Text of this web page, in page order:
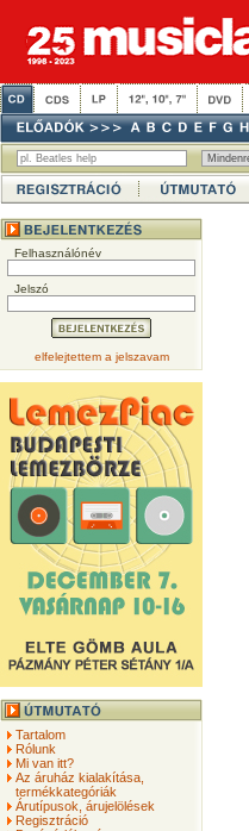
Felhasználónév
Jelszó
elfelejtettem a jelszavam
Tartalom
Rólunk
Mi van itt?
Az áruház kialakítása,
termékkategóriák
Árutípusok, árujelölések
Regisztráció